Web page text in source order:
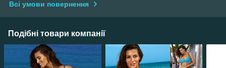
Всі умови повернення
Подібні товари компанії